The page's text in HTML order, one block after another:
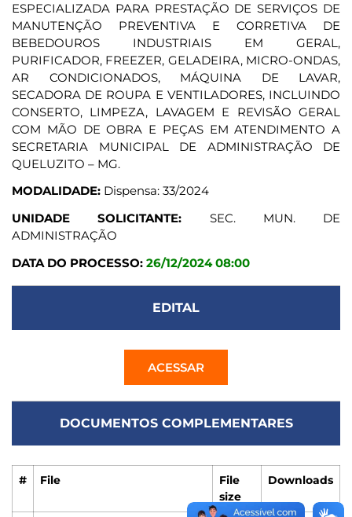
ESPECIALIZADA PARA PRESTAÇÃO DE SERVIÇOS DE
MANUTENÇÃO PREVENTIVA E CORRETIVA DE
BEBEDOUROS INDUSTRIAIS EM GERAL,
PURIFICADOR, FREEZER, GELADEIRA, MICRO-ONDAS,
AR CONDICIONADOS, MÁQUINA DE LAVAR,
SECADORA DE ROUPA E VENTILADORES, INCLUINDO
CONSERTO, LIMPEZA, LAVAGEM E REVISÃO GERAL
COM MÃO DE OBRA E PEÇAS EM ATENDIMENTO A
SECRETARIA MUNICIPAL DE ADMINISTRAÇÃO DE
QUELUZITO – MG.
MODALIDADE: Dispensa: 33/2024
UNIDADE SOLICITANTE: SEC. MUN. DE
ADMINISTRAÇÃO
DATA DO PROCESSO: 26/12/2024 08:00
EDITAL
ACESSAR
DOCUMENTOS COMPLEMENTARES
# File
File
size
Downloads